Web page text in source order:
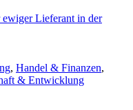
Lieferant in der
, Handel & Finanzen,
& Entwicklung